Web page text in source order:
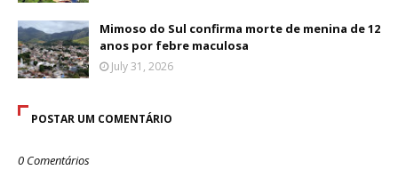
Mimoso do Sul confirma morte de menina de 12
anos por febre maculosa
July 31, 2026
POSTAR UM COMENTÁRIO
0 Comentários